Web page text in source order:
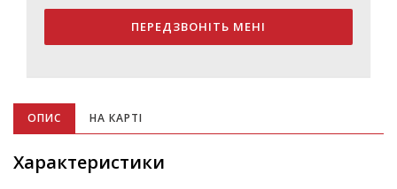
ПЕРЕДЗВОНІТЬ МЕНІ
ОПИС НА КАРТІ
Характеристики